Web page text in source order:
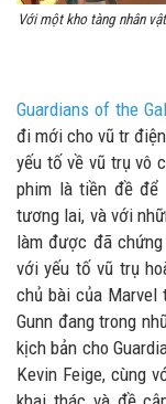
Với một kho tàng nhân
Guardians of the
đi mới cho vũ tr
yếu tố về vũ trụ vô
phim là tiền đề để
tương lai, và với
làm được đã
với yếu tố vũ trụ
chủ bài của Marvel
Gunn đang trong
kịch bản cho
Kevin Feige, cùng